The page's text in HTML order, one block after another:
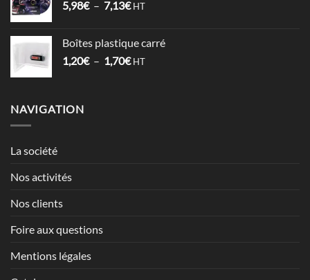
à
5,98€ – 7,13€Plage
5,98€
à
HT
Boîtes plastique carré
1,20€ – 1,70€Plage
HT
NAVIGATION
La société
Nos activités
Nos clients
Foire aux questions
Mentions légales